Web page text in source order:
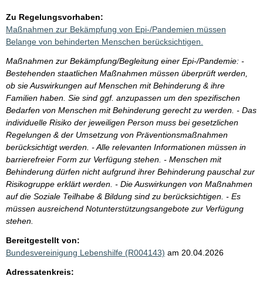
Zu Regelungsvorhaben:
Maßnahmen zur Bekämpfung von Epi-/Pandemien müssen
Belange von behinderten Menschen berücksichtigen.
Maßnahmen zur Bekämpfung/Begleitung einer Epi-/Pandemie: -
Bestehenden staatlichen Maßnahmen müssen überprüft werden,
ob sie Auswirkungen auf Menschen mit Behinderung & ihre
Familien haben. Sie sind ggf. anzupassen um den spezifischen
Bedarfen von Menschen mit Behinderung gerecht zu werden. - Das
individuelle Risiko der jeweiligen Person muss bei gesetzlichen
Regelungen & der Umsetzung von Präventionsmaßnahmen
berücksichtigt werden. - Alle relevanten Informationen müssen in
barrierefreier Form zur Verfügung stehen. - Menschen mit
Behinderung dürfen nicht aufgrund ihrer Behinderung pauschal zur
Risikogruppe erklärt werden. - Die Auswirkungen von Maßnahmen
auf die Soziale Teilhabe & Bildung sind zu berücksichtigen. - Es
müssen ausreichend Notunterstützungsangebote zur Verfügung
stehen.
Bereitgestellt von:
Bundesvereinigung Lebenshilfe (R004143) am 20.04.2026
Adressatenkreis: